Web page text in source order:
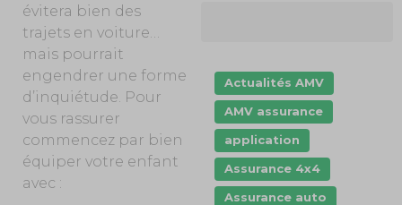
évitera bien des
trajets en voiture…
mais pourrait
engendrer une forme
d’inquiétude. Pour
vous rassurer
commencez par bien
équiper votre enfant
avec :
Actualités AMV
AMV assurance
application
Assurance 4x4
Assurance auto